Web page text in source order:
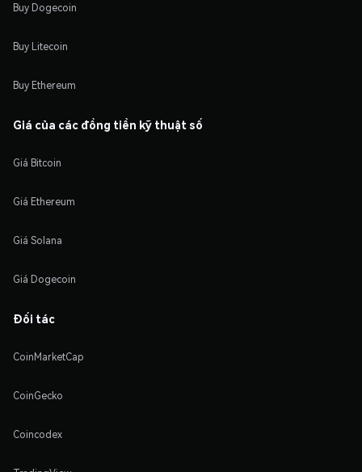
Buy Dogecoin
Buy Litecoin
Buy Ethereum
Giá của các đồng tiền kỹ thuật số
Giá Bitcoin
Giá Ethereum
Giá Solana
Giá Dogecoin
Đối tác
CoinMarketCap
CoinGecko
Coincodex